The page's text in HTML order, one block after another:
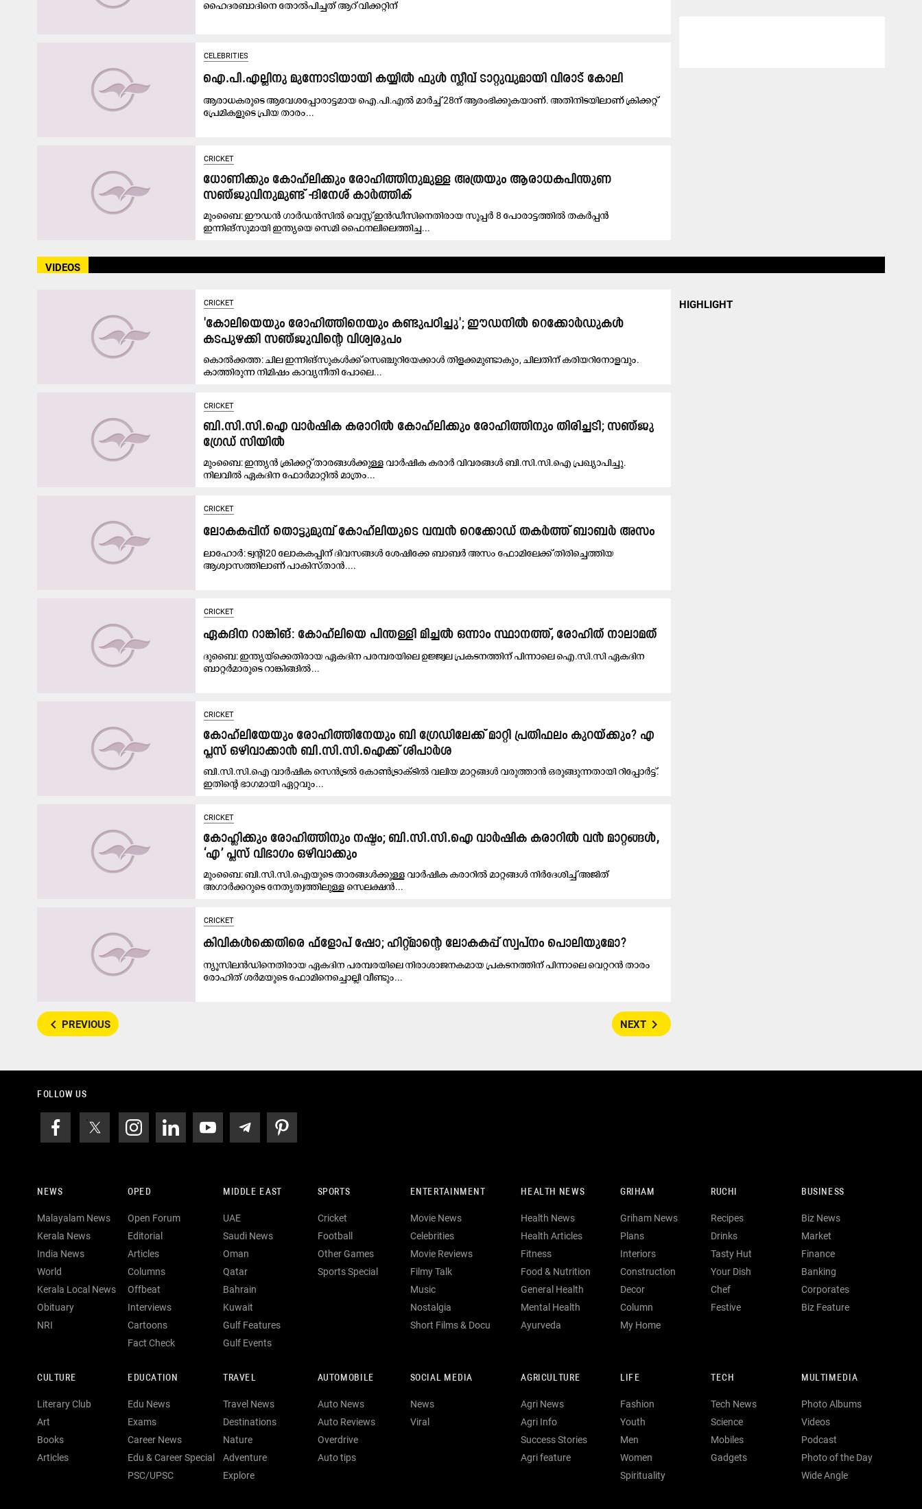
ഹൈദരബാദിനെ തോൽപിച്ചത് ആറ് വിക്കറ്റിന്
CELEBRITIES
ഐ.പി.എല്ലിനു മുന്നോടിയായി കയ്യിൽ ഫുൾ സ്ലീവ് ടാറ്റുവുമായി വിരാട് കോലി
ആരാധകരുടെ ആവേശപ്പോരാട്ടമായ ഐ.പി.എൽ മാർച്ച് 28ന് ആരംഭിക്കുകയാണ്. അതിനിടയിലാണ് ക്രിക്കറ്റ്
പ്രേമികളുടെ പ്രിയ താരം...
CRICKET
ധോണിക്കും കോഹ്‌ലിക്കും രോഹിത്തിനുമുള്ള അത്രയും ആരാധകപിന്തുണ
സഞ്ജുവിനുമുണ്ട് -ദിനേശ് കാർത്തിക്
മുംബൈ: ഈഡൻ ഗാർഡൻസിൽ വെസ്റ്റ് ഇൻഡീസിനെതിരായ സൂപ്പർ 8 പോരാട്ടത്തിൽ തകർപ്പൻ
ഇന്നിങ്സുമായി ഇന്ത്യയെ സെമി ഫൈനലിലെത്തിച്ച...
VIDEOS
CRICKET
'കോലിയെയും രോഹിത്തിനെയും കണ്ടുപഠിച്ചു'; ഈഡനിൽ റെക്കോർഡുകൾ
കടപുഴക്കി സഞ്ജുവിന്റെ വിശ്വരൂപം
കൊൽക്കത്ത: ചില ഇന്നിങ്സുകൾക്ക് സെഞ്ചുറിയേക്കാൾ തിളക്കമുണ്ടാകും, ചിലതിന് കരിയറിനോളവും.
കാത്തിരുന്ന നിമിഷം കാവ്യനീതി പോലെ...
CRICKET
ബി.സി.സി.ഐ വാർഷിക കരാറിൽ കോഹ്‌ലിക്കും രോഹിത്തിനും തിരിച്ചടി; സഞ്ജു
ഗ്രേഡ് സിയിൽ
മുംബൈ: ഇന്ത്യൻ ക്രിക്കറ്റ് താരങ്ങൾക്കുള്ള വാർഷിക കരാർ വിവരങ്ങൾ ബി.സി.സി.ഐ പ്രഖ്യാപിച്ചു.
നിലവിൽ ഏകദിന ഫോർമാറ്റിൽ മാത്രം...
CRICKET
ലോകകപ്പിന് തൊട്ടുമുമ്പ് കോഹ്‌ലിയുടെ വമ്പൻ റെക്കോഡ് തകർത്ത് ബാബർ അസം
ലാഹോർ: ട്വന്‍റി20 ലോകകപ്പിന് ദിവസങ്ങൾ ശേഷിക്കേ ബാബർ അസം ഫോമിലേക്ക് തിരിച്ചെത്തിയ
ആശ്വാസത്തിലാണ് പാകിസ്താൻ....
CRICKET
ഏകദിന റാങ്കിങ്: കോഹ്‌ലിയെ പിന്തള്ളി മിച്ചൽ ഒന്നാം സ്ഥാനത്ത്, രോഹിത് നാലാമത്
ദുബൈ: ഇന്ത്യയ്‌ക്കെതിരായ ഏകദിന പരമ്പരയിലെ ഉജ്ജ്വല പ്രകടനത്തിന് പിന്നാലെ ഐ.സി.സി ഏകദിന
ബാറ്റർമാരുടെ റാങ്കിങ്ങിൽ...
CRICKET
കോഹ്‌ലിയേയും രോഹിത്തിനേയും ബി ഗ്രേഡിലേക്ക് മാറ്റി പ്രതിഫലം കുറയ്ക്കും? എ
പ്ലസ് ഒഴിവാക്കാൻ ബി.സി.സി.ഐക്ക് ശിപാർശ
ബി.സി.സി.ഐ വാർഷിക സെൻട്രൽ കോൺട്രാക്ടിൽ വലിയ മാറ്റങ്ങൾ വരുത്താൻ ഒരുങ്ങുന്നതായി റിപ്പോർട്ട്.
ഇതിന്റെ ഭാഗമായി ഏറ്റവും...
CRICKET
കോഹ്ലിക്കും രോഹിത്തിനും നഷ്ടം; ബി.സി.സി.ഐ വാർഷിക കരാറിൽ വൻ മാറ്റങ്ങൾ,
‘എ’ പ്ലസ് വിഭാഗം ഒഴിവാക്കും
മുംബൈ: ബി.സി.സി.ഐയുടെ താരങ്ങൾക്കുള്ള വാർഷിക കരാറിൽ മാറ്റങ്ങൾ നിർദേശിച്ച് അജിത്
അഗാർക്കറുടെ നേതൃത്വത്തിലുള്ള സെലക്ഷൻ...
CRICKET
കിവികൾക്കെതിരെ ഫ്ളോപ് ഷോ; ഹിറ്റ്മാന്‍റെ ലോകകപ്പ് സ്വപ്നം പൊലിയുമോ?
ന്യൂസിലൻഡിനെതിരായ ഏകദിന പരമ്പരയിലെ നിരാശാജനകമായ പ്രകടനത്തിന് പിന്നാലെ വെറ്ററൻ താരം
രോഹിത് ശർമയുടെ ഫോമിനെച്ചൊല്ലി വീണ്ടും...
HIGHLIGHT
navigate_before PREVIOUS NEXT navigate_next
FOLLOW US
NEWS
Malayalam News
Kerala News
India News
World
Kerala Local News
Obituary
NRI
OPED
Open Forum
Editorial
Articles
Columns
Offbeat
Interviews
Cartoons
Fact Check
MIDDLE EAST
UAE
Saudi News
Oman
Qatar
Bahrain
Kuwait
Gulf Features
Gulf Events
SPORTS
Cricket
Football
Other Games
Sports Special
ENTERTAINMENT
Movie News
Celebrities
Movie Reviews
Filmy Talk
Music
Nostalgia
Short Films & Docu
HEALTH NEWS
Health News
Health Articles
Fitness
Food & Nutrition
General Health
Mental Health
Ayurveda
GRIHAM
Griham News
Plans
Interiors
Construction
Decor
Column
My Home
RUCHI
Recipes
Drinks
Tasty Hut
Your Dish
Chef
Festive
BUSINESS
Biz News
Market
Finance
Banking
Corporates
Biz Feature
CULTURE
Literary Club
Art
Books
Articles
EDUCATION
Edu News
Exams
Career News
Edu & Career Special
PSC/UPSC
TRAVEL
Travel News
Destinations
Nature
Adventure
Explore
AUTOMOBILE
Auto News
Auto Reviews
Overdrive
Auto tips
SOCIAL MEDIA
News
Viral
AGRICULTURE
Agri News
Agri Info
Success Stories
Agri feature
LIFE
Fashion
Youth
Men
Women
Spirituality
TECH
Tech News
Science
Mobiles
Gadgets
MULTIMEDIA
Photo Albums
Videos
Podcast
Photo of the Day
Wide Angle